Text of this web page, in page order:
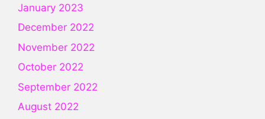
January 2023
December 2022
November 2022
October 2022
September 2022
August 2022